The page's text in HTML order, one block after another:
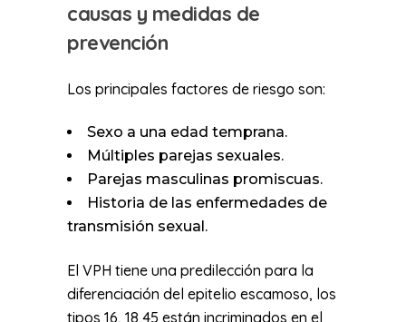
causas y medidas de
prevención
Los principales factores de riesgo son:
Sexo a una edad temprana.
Múltiples parejas sexuales.
Parejas masculinas promiscuas.
Historia de las enfermedades de
transmisión sexual.
El VPH tiene una predilección para la
diferenciación del epitelio escamoso, los
tipos 16, 18,45 están incriminados en el